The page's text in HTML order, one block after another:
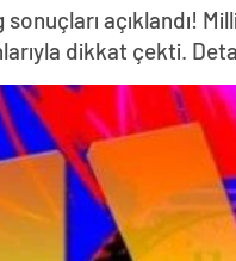
açıklandı!
dikkat çekti.